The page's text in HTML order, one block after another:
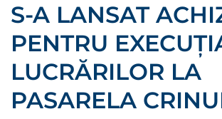
S-A LANSAT
PENTRU
LUCRĂRILOR LA
PASARELA